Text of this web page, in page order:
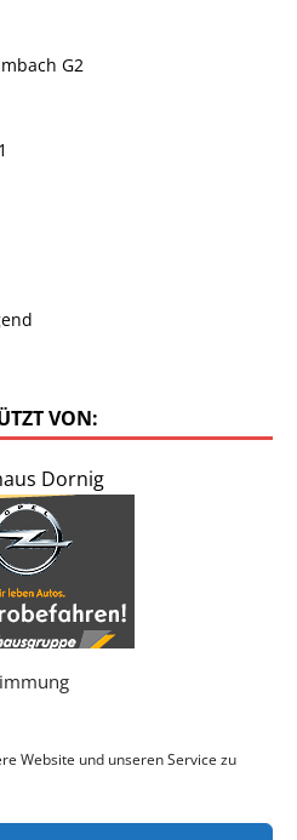
Website und unseren Service zu
G2
VON:
Dornig